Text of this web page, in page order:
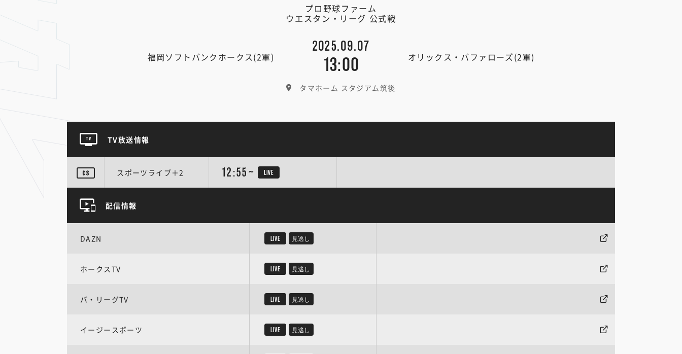
プロ野球ファーム
ウエスタン・リーグ 公式戦
福岡ソフトバンクホークス(2軍)
2025.09.07
13:00 オリックス・バファローズ(2軍)
タマホーム スタジアム筑後
TV放送情報
スポーツライブ＋2 12:55~ LIVE
配信情報
DAZN LIVE 見逃し
ホークスTV LIVE 見逃し
パ・リーグTV LIVE 見逃し
イージースポーツ LIVE 見逃し